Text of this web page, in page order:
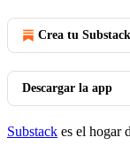
Crea tu Substack
Descargar la app
Substack es el hogar